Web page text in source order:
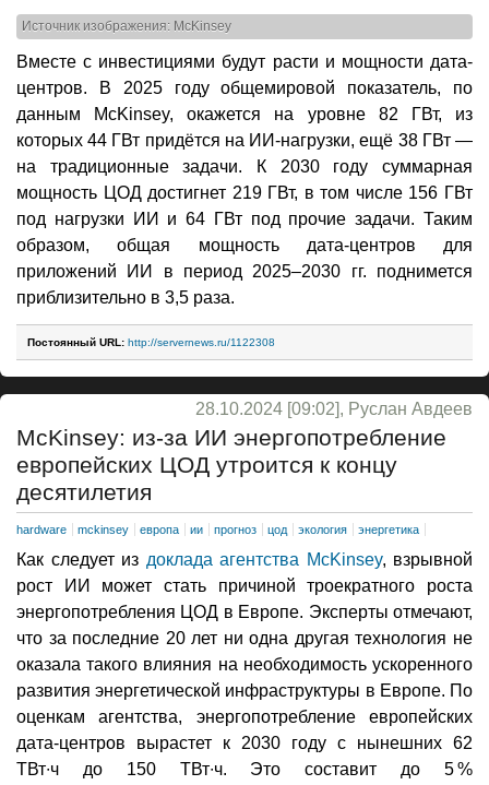
Источник изображения: McKinsey
Вместе с инвестициями будут расти и мощности дата-
центров. В 2025 году общемировой показатель, по
данным McKinsey, окажется на уровне 82 ГВт, из
которых 44 ГВт придётся на ИИ-нагрузки, ещё 38 ГВт —
на традиционные задачи. К 2030 году суммарная
мощность ЦОД достигнет 219 ГВт, в том числе 156 ГВт
под нагрузки ИИ и 64 ГВт под прочие задачи. Таким
образом, общая мощность дата-центров для
приложений ИИ в период 2025–2030 гг. поднимется
приблизительно в 3,5 раза.
Постоянный URL: http://servernews.ru/1122308
28.10.2024 [09:02], Руслан Авдеев
McKinsey: из-за ИИ энергопотребление
европейских ЦОД утроится к концу
десятилетия
hardware mckinsey европа ии прогноз цод экология энергетика
Как следует из доклада агентства McKinsey, взрывной
рост ИИ может стать причиной троекратного роста
энергопотребления ЦОД в Европе. Эксперты отмечают,
что за последние 20 лет ни одна другая технология не
оказала такого влияния на необходимость ускоренного
развития энергетической инфраструктуры в Европе. По
оценкам агентства, энергопотребление европейских
дата-центров вырастет к 2030 году с нынешних 62
ТВт∙ч до 150 ТВт∙ч. Это составит до 5 %